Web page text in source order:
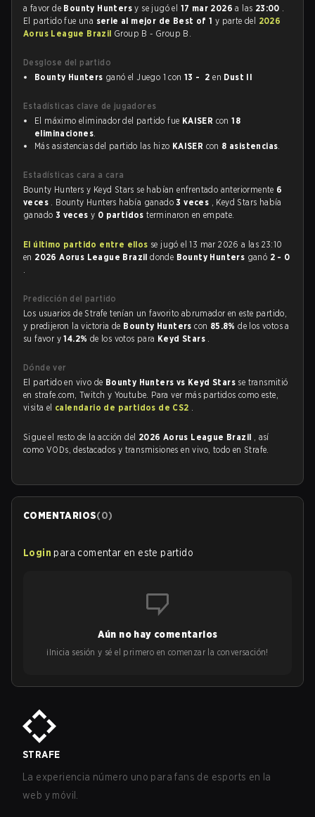
a favor de Bounty Huntersy se jugó el 17 mar 2026a las 23:00 .
El partido fue una serie al mejor de Best of 1 y parte del 2026
Aorus League Brazil Group B - Group B.
Desglose del partido
Bounty Hunters ganó el Juego 1 con13 - 2 en Dust II
Estadísticas clave de jugadores
El máximo eliminador del partido fue KAISER con18
eliminaciones.
Más asistencias del partido las hizo KAISER con 8 asistencias.
Estadísticas cara a cara
Bounty Hunters y Keyd Stars se habían enfrentado anteriormente 6
veces . Bounty Hunters había ganado3 veces , Keyd Stars había
ganado 3 vecesy 0 partidosterminaron en empate.
El último partido entre ellos se jugó el 13 mar 2026 a las 23:10
en 2026 Aorus League Brazildonde Bounty Hunters ganó 2 - 0
.
Predicción del partido
Los usuarios de Strafe tenían un favorito abrumador en este partido,
y predijeron la victoria de Bounty Hunterscon 85.8%de los votos a
su favor y14.2% de los votos para Keyd Stars .
Dónde ver
El partido en vivo de Bounty Hunters vs Keyd Stars se transmitió
en strafe.com, Twitch y Youtube. Para ver más partidos como este,
visita el calendario de partidos de CS2 .
Sigue el resto de la acción del 2026 Aorus League Brazil , así
como VODs, destacados y transmisiones en vivo, todo en Strafe.
COMENTARIOS(0)
Login para comentar en este partido
Aún no hay comentarios
¡Inicia sesión y sé el primero en comenzar la conversación!
STRAFE
La experiencia número uno para fans de esports en la
web y móvil.